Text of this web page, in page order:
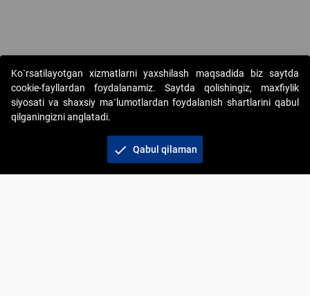
Copyright © 2017-2026. "Elektron onlayn-auksionlarni
tashkil etish" AJ. Barcha huquqlar himoyalangan
Ko`rsatilayotgan xizmatlarni yaxshilash maqsadida biz saytda
cookie-fayllardan foydalanamiz. Saytda qolishingiz, maxfiylik
siyosati va shaxsiy ma`lumotlardan foydalanish shartlarini qabul
qilganingizni anglatadi.
check Qabul qilaman